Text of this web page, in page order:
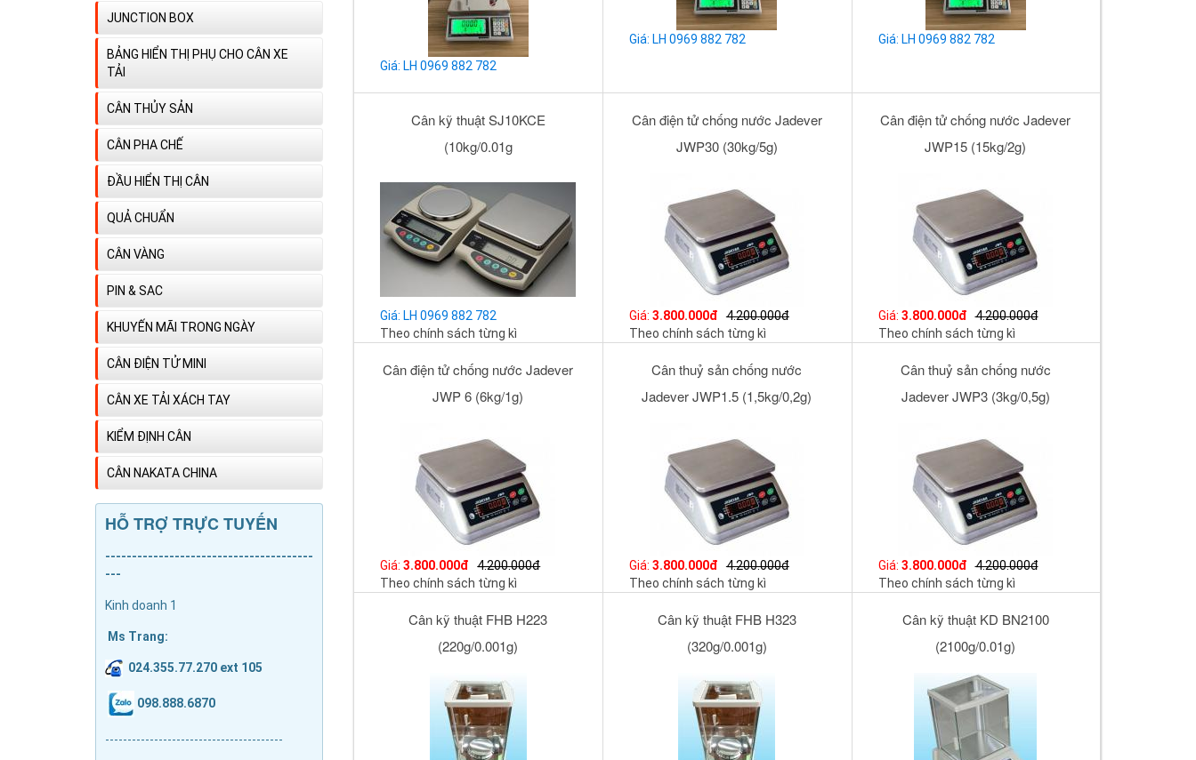
JUNCTION BOX
BẢNG HIỂN THỊ PHỤ CHO CÂN XE
TẢI
CÂN THỦY SẢN
CÂN PHA CHẾ
ĐẦU HIỂN THỊ CÂN
QUẢ CHUẨN
CÂN VÀNG
PIN & SAC
KHUYẾN MÃI TRONG NGÀY
CÂN ĐIỆN TỬ MINI
CÂN XE TẢI XÁCH TAY
KIỂM ĐỊNH CÂN
CÂN NAKATA CHINA
HỖ TRỢ TRỰC TUYẾN
---------------------------------------
---
Kinh doanh 1
Ms Trang:
024.355.77.270 ext 105
098.888.6870
----------------------------------------
Giá: LH 0969 882 782
Giá: LH 0969 882 782 Giá: LH 0969 882 782
Cân kỹ thuật SJ10KCE
(10kg/0.01g
Giá: LH 0969 882 782
Theo chính sách từng kì
Cân điện tử chống nước Jadever
JWP30 (30kg/5g)
Giá: 3.800.000đ
4.200.000đ
Theo chính sách từng kì
Cân điện tử chống nước Jadever
JWP15 (15kg/2g)
Giá: 3.800.000đ 4.200.000đ
Theo chính sách từng kì
Cân điện tử chống nước Jadever
JWP 6 (6kg/1g)
Giá:3.800.000đ
4.200.000đ
Theo chính sách từng kì
Cân thuỷ sản chống nước
Jadever JWP1.5 (1,5kg/0,2g)
Giá: 3.800.000đ
4.200.000đ
Theo chính sách từng kì
Cân thuỷ sản chống nước
Jadever JWP3 (3kg/0,5g)
Giá: 3.800.000đ 4.200.000đ
Theo chính sách từng kì
Cân kỹ thuật FHB H223
(220g/0.001g)
Cân kỹ thuật FHB H323
(320g/0.001g)
Cân kỹ thuật KD BN2100
(2100g/0.01g)